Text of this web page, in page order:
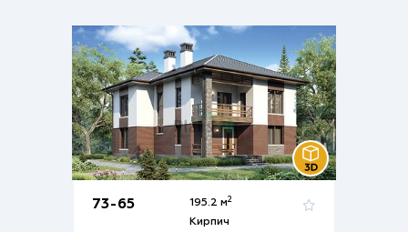
73-65 195.2 м2
Кирпич